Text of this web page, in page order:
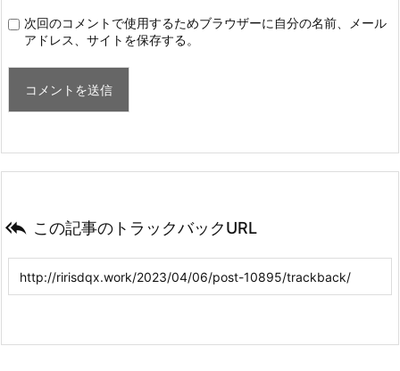
次回のコメントで使用するためブラウザーに自分の名前、メール
アドレス、サイトを保存する。
 この記事のトラックバックURL